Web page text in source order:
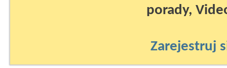
porady,
Zarejestruj